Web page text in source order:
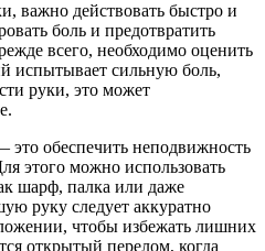
важно действовать быстро и
боль и предотвратить
всего, необходимо оценить
испытывает сильную боль,
руки, это может
обеспечить неподвижность
этого можно использовать
шарф, палка или даже
руку следует аккуратно
чтобы избежать лишних
открытый перелом, когда